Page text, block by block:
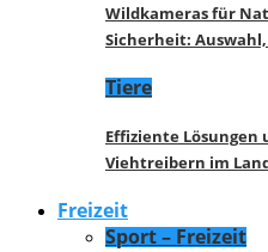
Wildkameras für
Sicherheit:
Tiere
Effiziente Lösungen
Viehtreibern im
Freizeit
Sport – Freizeit